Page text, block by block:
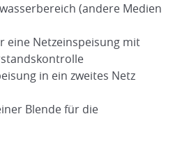
(andere Medien
eine Netzeinspeisung mit
in ein zweites Netz
Blende für die